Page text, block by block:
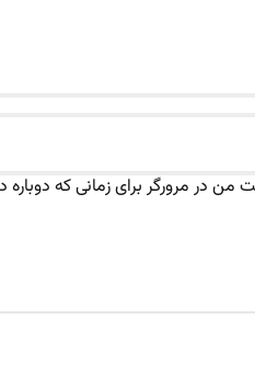
من در مرورگر برای زمانی که